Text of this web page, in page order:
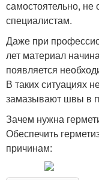
самостоятельно, не
специалистам.
Даже при
лет материал
появляется
В таких ситуациях
замазывают швы в
Зачем нужна
Обеспечить
причинам: